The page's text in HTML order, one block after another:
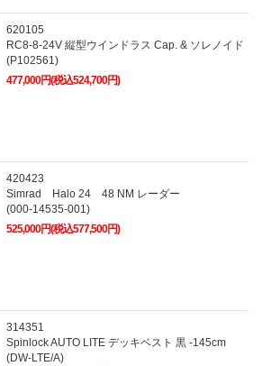
620105
RC8-8-24V 縦型ウインドラス Cap. & ソレノイド
(P102561)
477,000円(税込524,700円)
420423
Simrad Halo 24 48 NM レーダー
(000-14535-001)
525,000円(税込577,500円)
314351
Spinlock AUTO LITE デッキベスト 黒 -145cm
(DW-LTE/A)